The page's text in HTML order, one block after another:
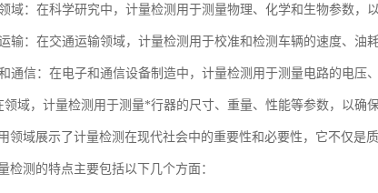
域：在科学研究中，计量检测用于测量物理、化学和生物参数，
输：在交通运输领域，计量检测用于校准和检测车辆的速度、油
通信：在电子和通信设备制造中，计量检测用于测量电路的电压
领域，计量检测用于测量*行器的尺寸、重量、性能等参数，以确
领域展示了计量检测在现代社会中的重要性和必要性，它不仅是
检测的特点主要包括以下几个方面：